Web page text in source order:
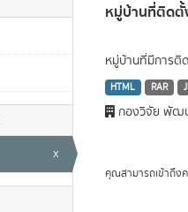
x
หมู่บ้านที่ติดตั้
หมู่บ้านที่มีการติ
HTML RAR
กองวิจัย พัฒน
คุณสามารถเข้าถึง